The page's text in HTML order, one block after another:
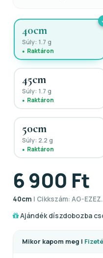
40cm
Súly: 1.7 g
Raktáron
45cm
Súly: 1.7 g
Raktáron
50cm
Súly: 2.2 g
Raktáron
6 900 Ft
40cm | Cikkszám: AG-
Ajándék díszdobozba
Mikor kapom meg |